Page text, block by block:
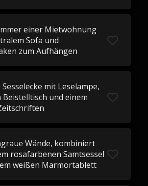
einer Mietwohnung
Sofa und
zum Aufhängen
mit Leselampe,
Beistelltisch und einem
Wände, kombiniert
rosafarbenen Samtsessel
weißen Marmortablett